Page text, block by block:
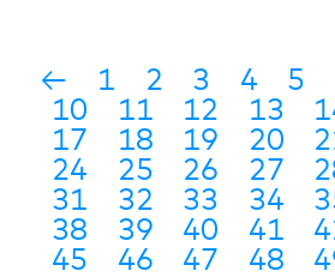
← 1 2 3 4 5
10
11 12 13
17
18 19 20
24
25 26 27
31
32 33 34
38
39 40 41
45
46 47 48